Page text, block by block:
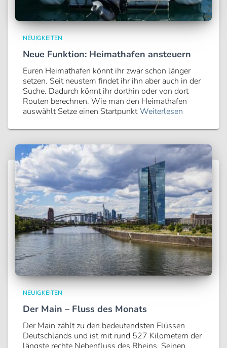
NEUIGKEITEN
Neue Funktion: Heimathafen ansteuern
Euren Heimathafen könnt ihr zwar schon länger
setzen. Seit neustem findet ihr ihn aber auch in der
Suche. Dadurch könnt ihr dorthin oder von dort
Routen berechnen. Wie man den Heimathafen
auswählt Setze einen Startpunkt Weiterlesen
NEUIGKEITEN
Der Main – Fluss des Monats
Der Main zählt zu den bedeutendsten Flüssen
Deutschlands und ist mit rund 527 Kilometern der